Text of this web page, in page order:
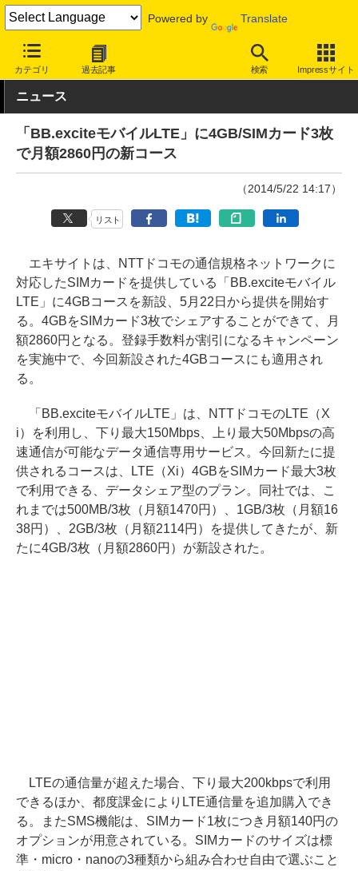
Powered by Translate
カテゴリ 過去記事 検索 Impressサイト
INTERNET Watch サービス/ソフト 携帯回線
ニュース
「BB.exciteモバイルLTE」に4GB/SIMカード3枚
で月額2860円の新コース
（2014/5/22 14:17）
リスト
エキサイトは、NTTドコモの通信規格ネットワークに
対応したSIMカードを提供している「BB.exciteモバイル
LTE」に4GBコースを新設、5月22日から提供を開始す
る。4GBをSIMカード3枚でシェアすることができて、月
額2860円となる。登録手数料が割引になるキャンペーン
を実施中で、今回新設された4GBコースにも適用され
る。
「BB.exciteモバイルLTE」は、NTTドコモのLTE（X
i）を利用し、下り最大150Mbps、上り最大50Mbpsの高
速通信が可能なデータ通信専用サービス。今回新たに提
供されるコースは、LTE（Xi）4GBをSIMカード最大3枚
で利用できる、データシェア型のプラン。同社では、こ
れまでは500MB/3枚（月額1470円）、1GB/3枚（月額16
38円）、2GB/3枚（月額2114円）を提供してきたが、新
たに4GB/3枚（月額2860円）が新設された。
LTEの通信量が超えた場合、下り最大200kbpsで利用
できるほか、都度課金によりLTE通信量を追加購入でき
る。またSMS機能は、SIMカード1枚につき月額140円の
オプションが用意されている。SIMカードのサイズは標
準・micro・nanoの3種類から組み合わせ自由で選ぶこと